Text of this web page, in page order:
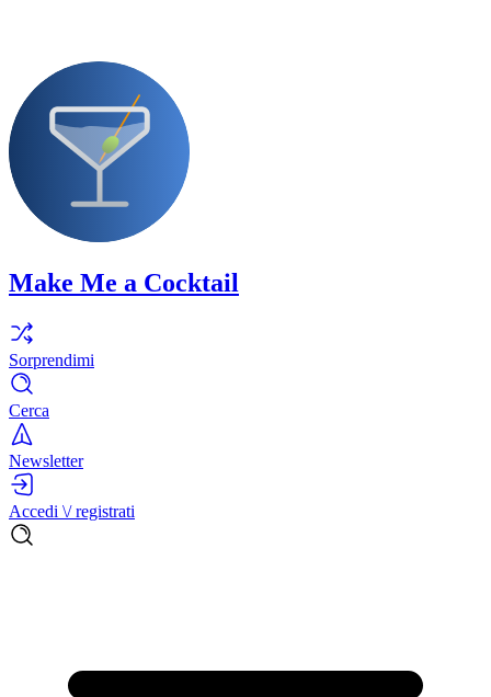
Make Me a Cocktail
Sorprendimi
Cerca
Newsletter
Accedi \/ registrati